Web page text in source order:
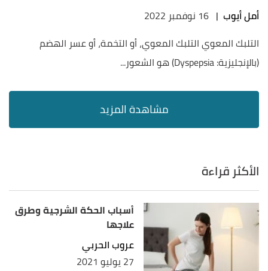
أمل أيوب | 16 نوفمبر 2022
التلبك المعوي التلبك المعوي، أو التخمة، أو عسر الهضم
(بالإنجليزية: Dyspepsia) هو الشعور...
الأكثر قراءة
أسباب الحكة الشرجية وطرق
علاجها
عروب الحربي
27 يوليو 2021